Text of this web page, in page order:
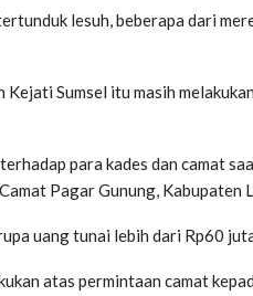
lesuh, beberapa dari
Sumsel itu masih
para kades dan camat
Pagar Gunung, Kabupaten
uang tunai lebih dari Rp60
atas permintaan camat